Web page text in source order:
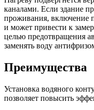
каналами. Если здание
проживания, включение
и может привести к
целью предотвращения
заменять воду
Преимущества
Установка водяного
позволяет повысить